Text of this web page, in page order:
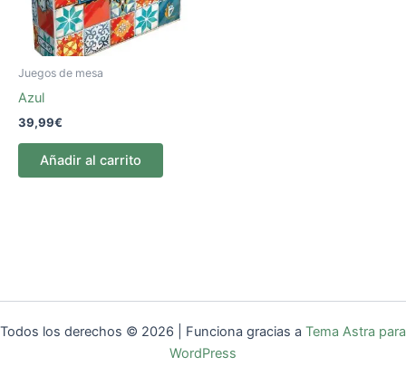
Juegos de mesa
Azul
39,99€
Añadir al carrito
Todos los derechos © 2026 | Funciona gracias a Tema Astra para
WordPress